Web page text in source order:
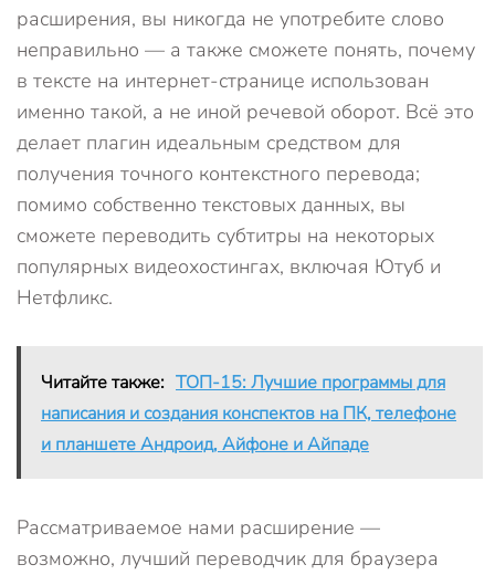
расширения, вы никогда не употребите слово
неправильно — а также сможете понять, почему
в тексте на интернет-странице использован
именно такой, а не иной речевой оборот. Всё это
делает плагин идеальным средством для
получения точного контекстного перевода;
помимо собственно текстовых данных, вы
сможете переводить субтитры на некоторых
популярных видеохостингах, включая Ютуб и
Нетфликс.
Читайте также: ТОП-15: Лучшие программы для
написания и создания конспектов на ПК, телефоне
и планшете Андроид, Айфоне и Айпаде
Рассматриваемое нами расширение —
возможно, лучший переводчик для браузера